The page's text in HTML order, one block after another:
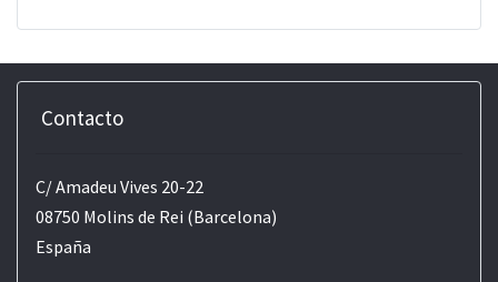
Contacto
C/ Amadeu Vives 20-22
08750 Molins de Rei (Barcelona)
España